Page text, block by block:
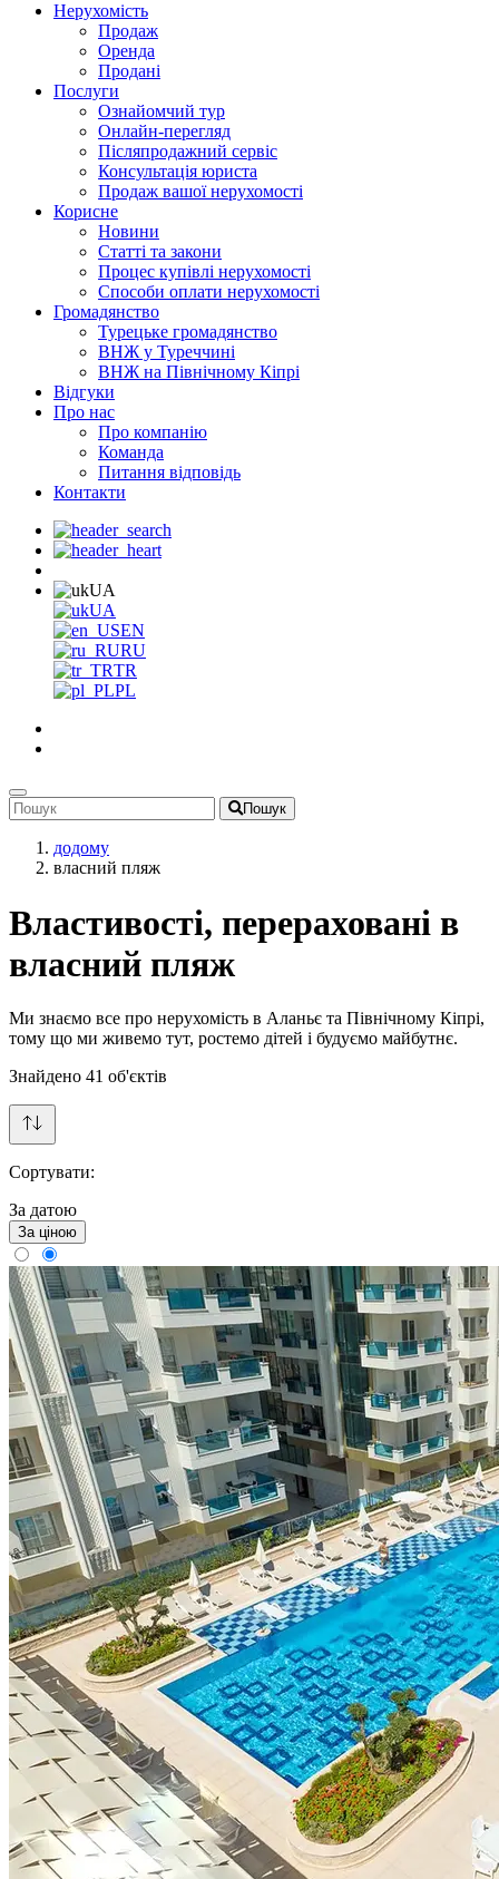
Нерухомість
Продаж
Оренда
Продані
Послуги
Ознайомчий тур
Онлайн-перегляд
Післяпродажний сервіс
Консультація юриста
Продаж вашої нерухомості
Корисне
Новини
Статті та закони
Процес купівлі нерухомості
Способи оплати нерухомості
Громадянство
Турецьке громадянство
ВНЖ у Туреччині
ВНЖ на Північному Кіпрі
Відгуки
Про нас
Про компанію
Команда
Питання відповідь
Контакти
UA
UA
EN
RU
TR
PL
Пошук
додому
власний пляж
Властивості, перераховані в
власний пляж
Ми знаємо все про нерухомість в Аланьє та Північному Кіпрі,
тому що ми живемо тут, ростемо дітей і будуємо майбутнє.
Знайдено 41 об'єктів
Сортувати:
За датою
За ціною